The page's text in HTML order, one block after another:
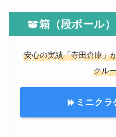
箱（段ボール
安心の実績「寺田倉庫」
クル
ミニク